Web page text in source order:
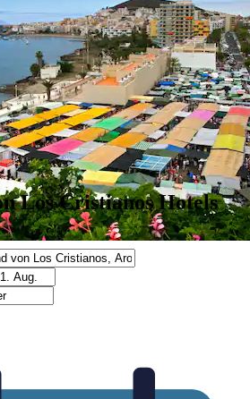
Los Cristianos Hotels